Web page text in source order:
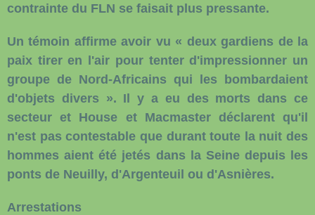
contrainte du FLN se faisait plus pressante.
Un témoin affirme avoir vu « deux gardiens de la
paix tirer en l'air pour tenter d'impressionner un
groupe de Nord-Africains qui les bombardaient
d'objets divers ». Il y a eu des morts dans ce
secteur et House et Macmaster déclarent qu'il
n'est pas contestable que durant toute la nuit des
hommes aient été jetés dans la Seine depuis les
ponts de Neuilly, d'Argenteuil ou d'Asnières.
Arrestations